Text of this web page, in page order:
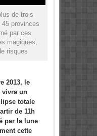
de trois
45 provinces
par ces
magiques,
risques
2013, le
vivra un
totale
de 11h
par la lune
cette